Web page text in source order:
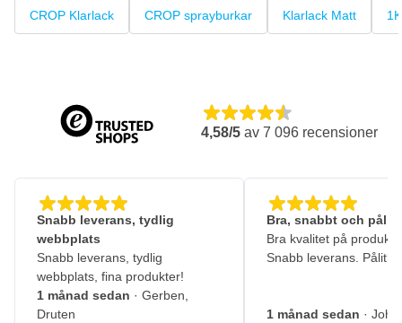
CROP Klarlack CROP sprayburkar Klarlack Matt
4,58/5 av 7 096 recensioner
Snabb leverans, tydlig
webbplats
Snabb leverans, tydlig
webbplats, fina produkter!
1 månad sedan · Gerben,
Druten
Bra, snabbt och
Bra kvalitet på
Snabb leverans.
1 månad sedan ·